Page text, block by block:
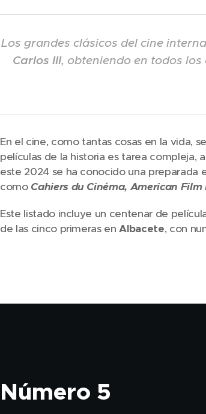
Los grandes clásicos del cine
Carlos III, obteniendo en todos
En el cine, como tantas cosas en la vida,
películas de la historia es tarea compleja,
este 2024 se ha conocido una preparada
como Cahiers du Cinéma, American
Este listado incluye un centenar de
de las cinco primeras enAlbacete, con
Número 5